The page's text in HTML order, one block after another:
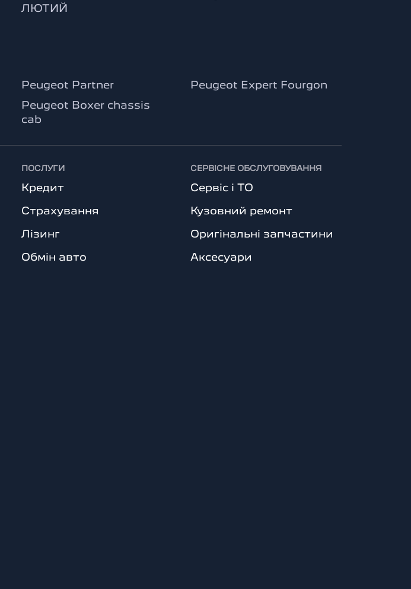
ЛЮТИЙ
Peugeot Partner Peugeot Expert Fourgon
Peugeot Boxer chassis
cab
ПОСЛУГИ
Кредит
Страхування
Лізинг
Обмін авто
СЕРВІСНЕ ОБСЛУГОВУВАННЯ
Сервіс і ТО
Кузовний ремонт
Оригінальні запчастини
Аксесуари